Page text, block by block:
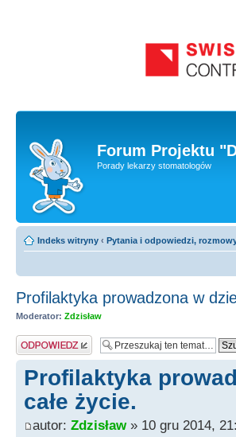
Forum Projektu
Porady lekarzy stomatologów
Indeks witryny ‹ Pytania i odpowiedzi,
Profilaktyka prowadzona w
Moderator: Zdzisław
Odpowiedz
Profilaktyka
całe życie.
autor: Zdzisław» 10 gru 2014,